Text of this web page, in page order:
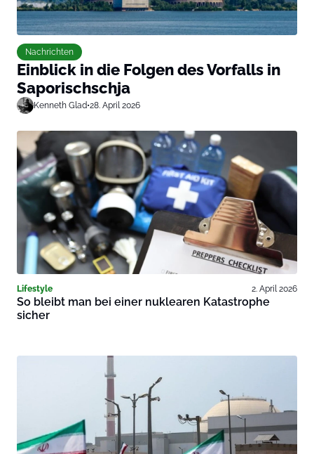
Nachrichten
Einblick in die Folgen des Vorfalls in
Saporischschja
Kenneth Glad•28. April 2026
Lifestyle 2. April 2026
So bleibt man bei einer nuklearen Katastrophe
sicher